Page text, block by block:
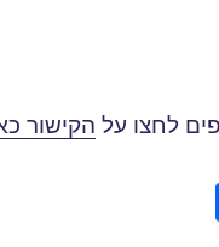
לחצו על הקישור